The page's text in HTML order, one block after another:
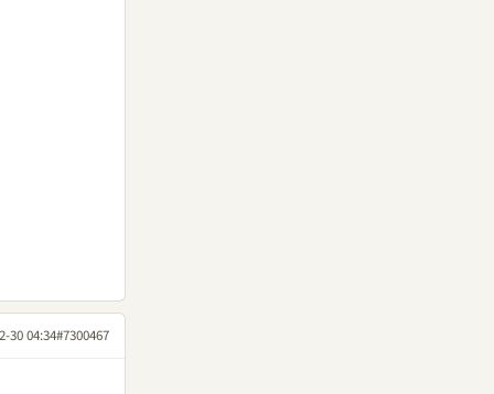
30 04:34#7300467